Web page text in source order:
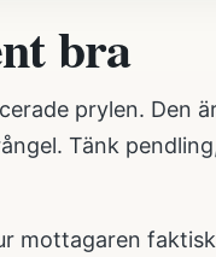
bra
prylen. Den
Tänk
mottagaren